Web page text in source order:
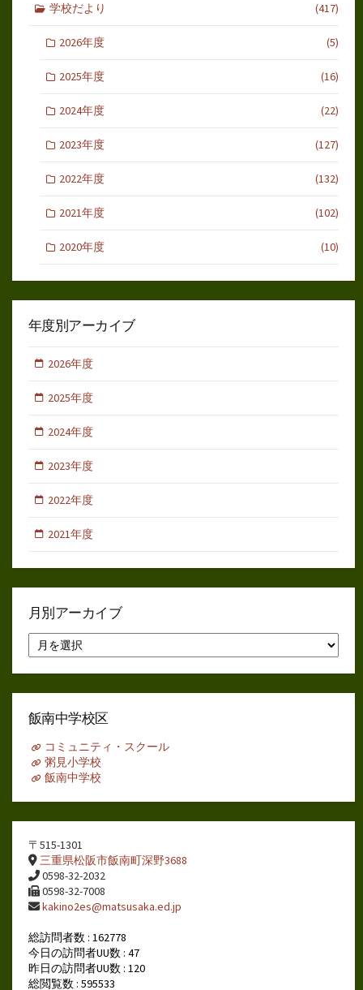
学校だより (417)
2026年度 (5)
2025年度 (16)
2024年度 (22)
2023年度 (127)
2022年度 (132)
2021年度 (102)
2020年度 (10)
年度別アーカイブ
2026年度
2025年度
2024年度
2023年度
2022年度
2021年度
月別アーカイブ
別
ア
イ
飯南中学校区
コミュニティ・スクール
粥見小学校
飯南中学校
〒515-1301
三重県松阪市飯南町深野3688
0598-32-2032
0598-32-7008
kakino2es@matsusaka.ed.jp
総訪問者数 : 162778
今日の訪問者UU数 : 47
昨日の訪問者UU数 : 120
総閲覧数 : 595533